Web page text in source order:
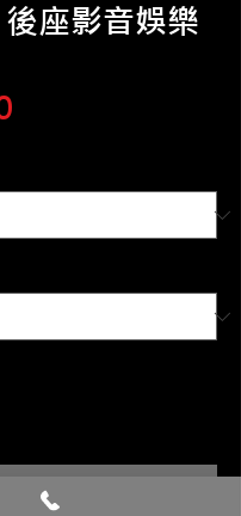
後座影音娛樂
新增至購物車